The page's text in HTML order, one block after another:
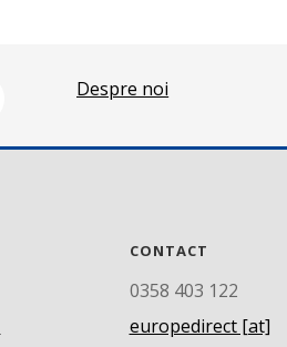
Despre noi
CONTACT
0358 403 122
europedirect [at]